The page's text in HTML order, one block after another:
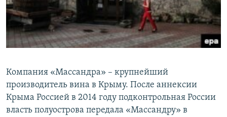
Компания «Массандра» – крупнейший
производитель вина в Крыму. После аннексии
Крыма Россией в 2014 году подконтрольная России
власть полуострова передала «Массандру» в